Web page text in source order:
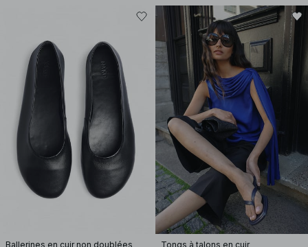
Ballerines en cuir non doublées
Tongs à talons en cuir